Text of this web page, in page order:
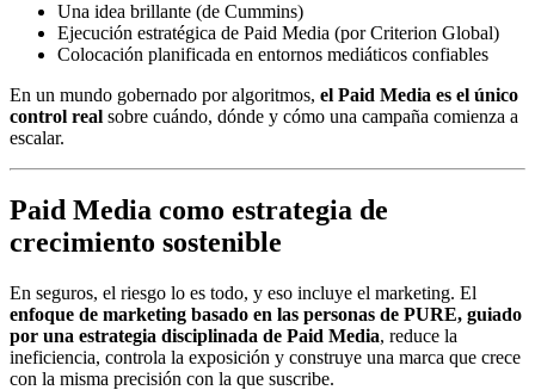
Una idea brillante (de Cummins)
Ejecución estratégica de Paid Media (por Criterion Global)
Colocación planificada en entornos mediáticos confiables
En un mundo gobernado por algoritmos, el Paid Media es el único
control real sobre cuándo, dónde y cómo una campaña comienza a
escalar.
Paid Media como estrategia de
crecimiento sostenible
En seguros, el riesgo lo es todo, y eso incluye el marketing. El
enfoque de marketing basado en las personas de PURE, guiado
por una estrategia disciplinada de Paid Media, reduce la
ineficiencia, controla la exposición y construye una marca que crece
con la misma precisión con la que suscribe.